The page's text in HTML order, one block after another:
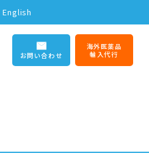
English
お問い合わせ
海外医薬品
輸入代行